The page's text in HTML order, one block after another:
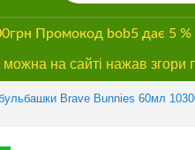
Промокод bob5 дає 5
на сайті нажав
Brave Bunnies 60мл